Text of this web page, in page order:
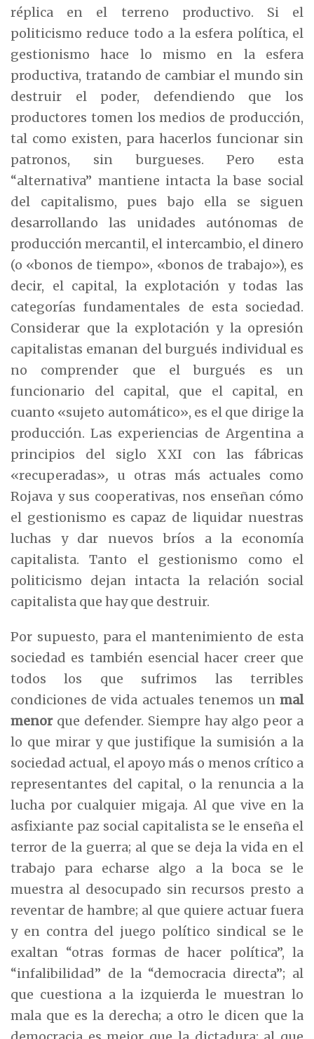
réplica en el terreno productivo. Si el
politicismo reduce todo a la esfera política, el
gestionismo hace lo mismo en la esfera
productiva, tratando de cambiar el mundo sin
destruir el poder, defendiendo que los
productores tomen los medios de producción,
tal como existen, para hacerlos funcionar sin
patronos, sin burgueses. Pero esta
“alternativa” mantiene intacta la base social
del capitalismo, pues bajo ella se siguen
desarrollando las unidades autónomas de
producción mercantil, el intercambio, el dinero
(o «bonos de tiempo», «bonos de trabajo»), es
decir, el capital, la explotación y todas las
categorías fundamentales de esta sociedad.
Considerar que la explotación y la opresión
capitalistas emanan del burgués individual es
no comprender que el burgués es un
funcionario del capital, que el capital, en
cuanto «sujeto automático», es el que dirige la
producción. Las experiencias de Argentina a
principios del siglo XXI con las fábricas
«recuperadas», u otras más actuales como
Rojava y sus cooperativas, nos enseñan cómo
el gestionismo es capaz de liquidar nuestras
luchas y dar nuevos bríos a la economía
capitalista. Tanto el gestionismo como el
politicismo dejan intacta la relación social
capitalista que hay que destruir.
Por supuesto, para el mantenimiento de esta
sociedad es también esencial hacer creer que
todos los que sufrimos las terribles
condiciones de vida actuales tenemos un mal
menorque defender. Siempre hay algo peor a
lo que mirar y que justifique la sumisión a la
sociedad actual, el apoyo más o menos crítico a
representantes del capital, o la renuncia a la
lucha por cualquier migaja. Al que vive en la
asfixiante paz social capitalista se le enseña el
terror de la guerra; al que se deja la vida en el
trabajo para echarse algo a la boca se le
muestra al desocupado sin recursos presto a
reventar de hambre; al que quiere actuar fuera
y en contra del juego político sindical se le
exaltan “otras formas de hacer política”, la
“infalibilidad” de la “democracia directa”; al
que cuestiona a la izquierda le muestran lo
mala que es la derecha; a otro le dicen que la